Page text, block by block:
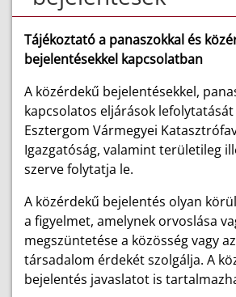
Tájékoztató a panaszokkal és
bejelentésekkel kapcsolatban
A közérdekű bejelentésekkel,
kapcsolatos eljárások
Esztergom Vármegyei
Igazgatóság, valamint területileg
szerve folytatja le.
A közérdekű bejelentés olyan
a figyelmet, amelynek orvoslása
megszüntetése a közösség vagy
társadalom érdekét szolgálja. A
bejelentés javaslatot is